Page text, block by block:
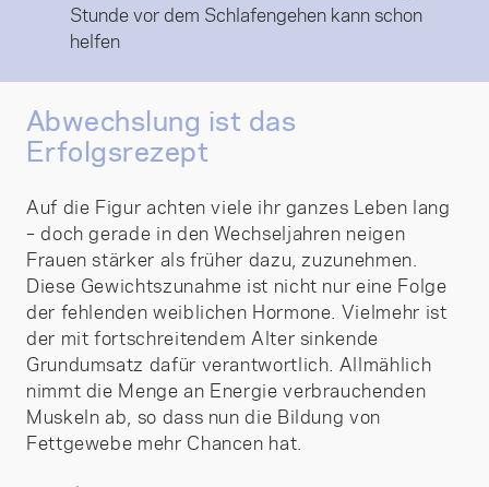
Stunde vor dem Schlafengehen kann schon
helfen
Abwechslung ist das
Erfolgsrezept
Auf die Figur achten viele ihr ganzes Leben lang
– doch gerade in den Wechseljahren neigen
Frauen stärker als früher dazu, zuzunehmen.
Diese Gewichtszunahme ist nicht nur eine Folge
der fehlenden weiblichen Hormone. Vielmehr ist
der mit fortschreitendem Alter sinkende
Grundumsatz dafür verantwortlich. Allmählich
nimmt die Menge an Energie verbrauchenden
Muskeln ab, so dass nun die Bildung von
Fettgewebe mehr Chancen hat.